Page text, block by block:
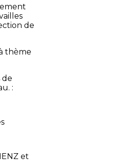
de
thème
de
:
et